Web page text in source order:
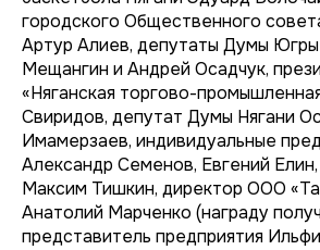
городского Общественного
Артур Алиев, депутаты Думы
Мещангин и Андрей Осадчук,
«Няганская торгово-
Свиридов, депутат Думы Нягани
Имамерзаев, индивидуальные
Александр Семенов, Евгений
Максим Тишкин, директор ООО
Анатолий Марченко (награду
представитель предприятия